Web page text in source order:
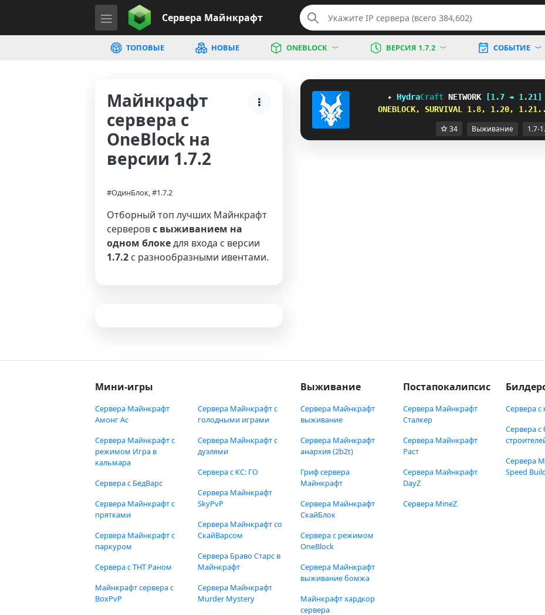
Сервера Майнкрафт
ТОПОВЫЕ НОВЫЕ ONEBLOCK ВЕРСИЯ 1.7.2 СОБЫТИЕ
Майнкрафт
сервера с
OneBlock на
версии 1.7.2
#ОдинБлок, #1.7.2
Отборный топ лучших Майнкрафт
серверовс выживанием на
одном блокедля входа с версии
1.7.2 с разнообразными ивентами.
✦ HydraCraft NETWORK [1.7 ↠ 1.21]
ONEBLOCK, SURVIVAL 1.8, 1.20,
34 Выживание 1.7-
Мини-игры
Сервера Майнкрафт
Амонг Ас
Сервера Майнкрафт с
режимом Игра в
кальмара
Сервера с БедВарс
Сервера Майнкрафт с
прятками
Сервера Майнкрафт с
паркуром
Сервера с ТНТ Раном
Майнкрафт сервера с
BoxPvP
Сервера Майнкрафт с
голодными играми
Сервера Майнкрафт с
дуэлями
Сервера с КС: ГО
Сервера Майнкрафт
SkyPvP
Сервера Майнкрафт со
СкайВарсом
Сервера Браво Старс в
Майнкрафт
Сервера Майнкрафт
Murder Mystery
Выживание
Сервера Майнкрафт
выживание
Сервера Майнкрафт
анархия (2b2t)
Гриф сервера
Майнкрафт
Сервера Майнкрафт
СкайБлок
Сервера с режимом
OneBlock
Сервера Майнкрафт
выживание бомжа
Майнкрафт хардкор
сервера
Постапокалипсис
Сервера Майнкрафт
Сталкер
Сервера Майнкрафт
Раст
Сервера Майнкрафт
DayZ
Сервера MineZ
Сервера с
Сервера с
Сервера
Speed